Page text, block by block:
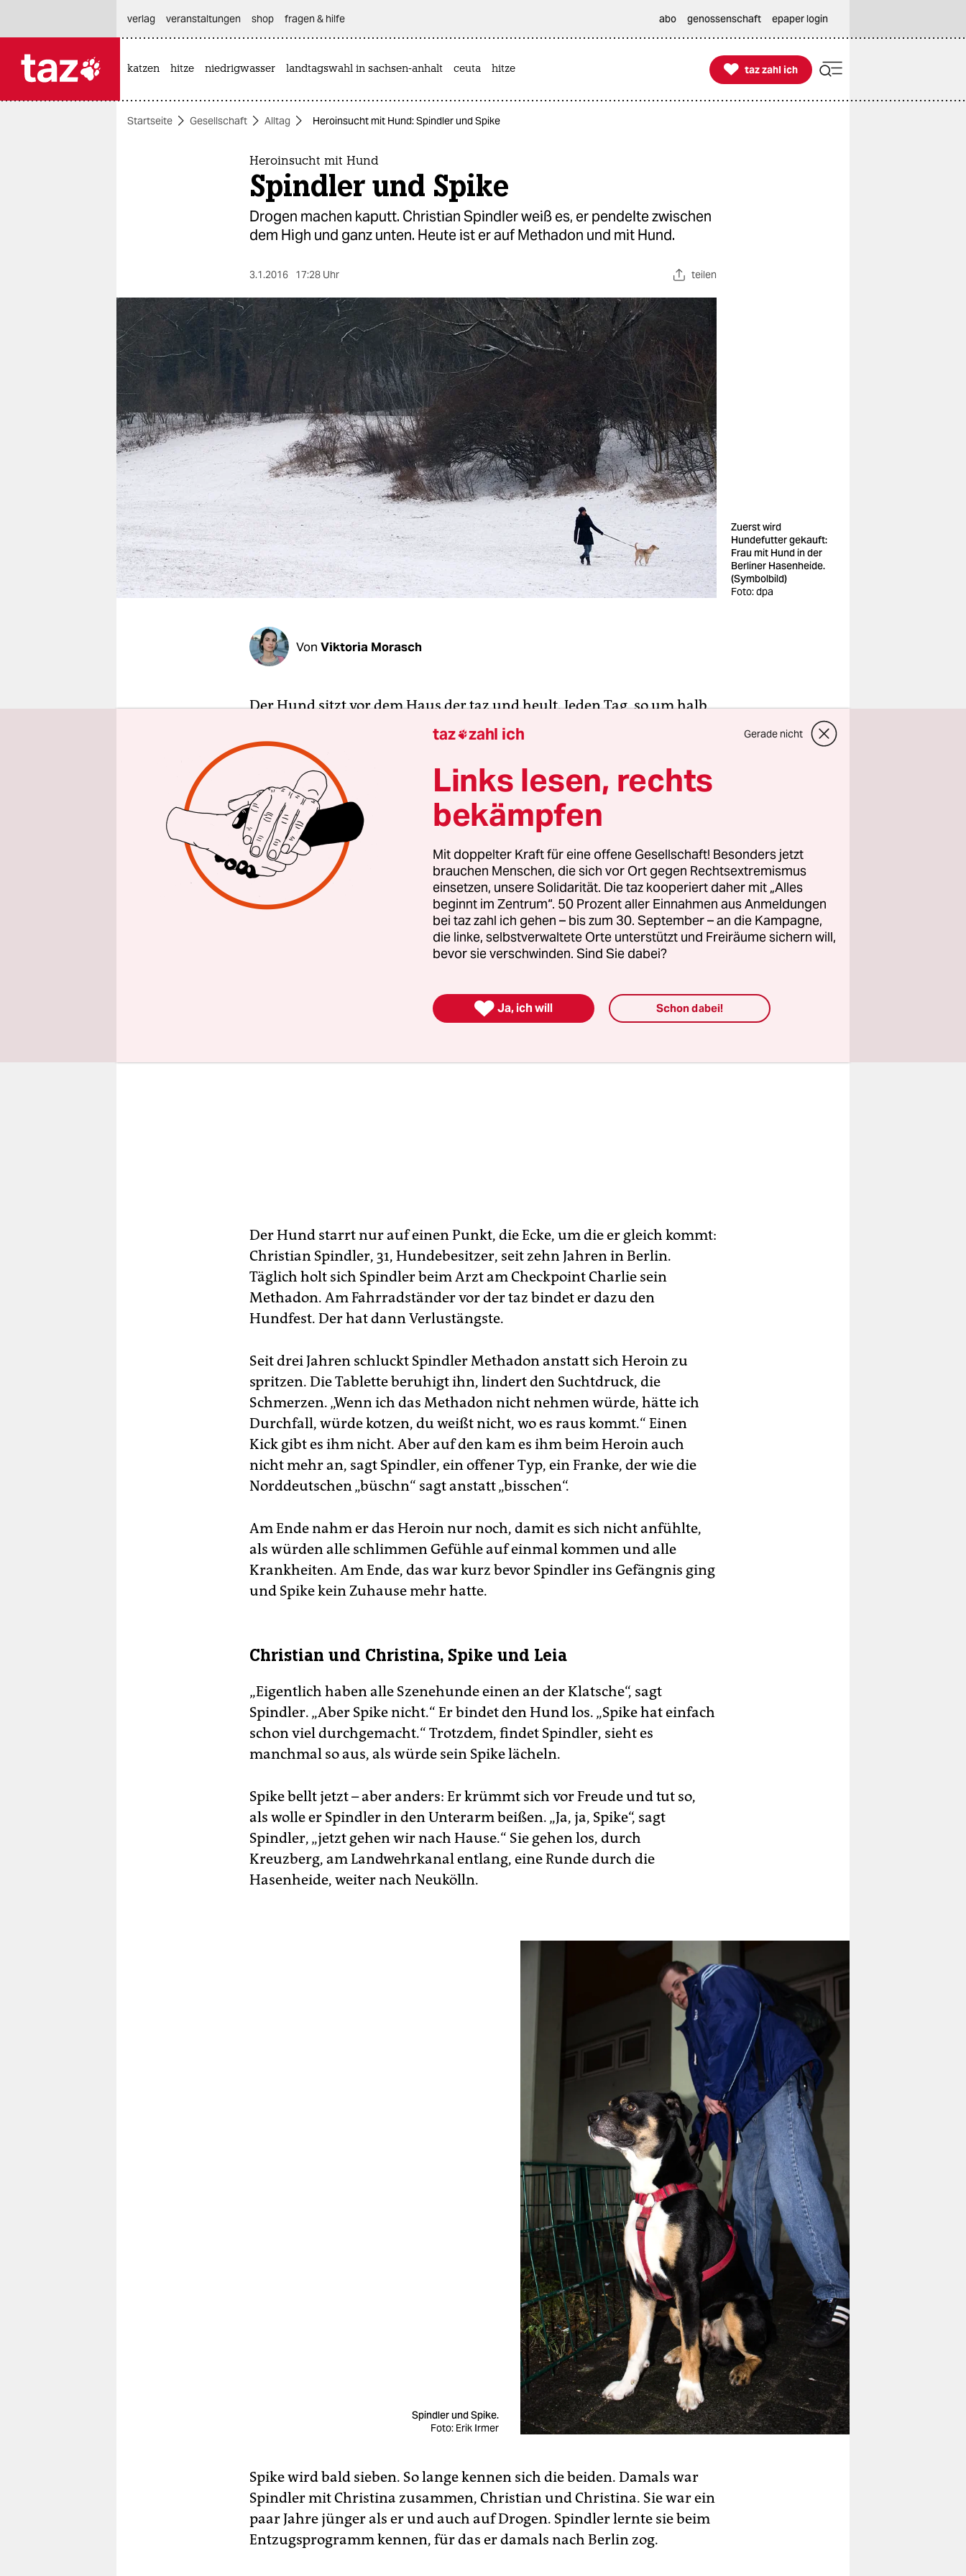
themen
berlin
nord
wahrheit
verlag
verlag
veranstaltungen
shop
fragen & hilfe
unterstützen
abo
verlag
veranstaltungen shop fragen & hilfe abo genossenschaft epaper login
katzen hitze niedrigwasser landtagswahl in sachsen-anhalt ceuta hitze 
taz zahl ich
taz zahl ich
Startseite Gesellschaft Alltag Heroinsucht mit Hund: Spindler und Spike
Heroinsucht mit Hund
Spindler und Spike
Drogen machen kaputt. Christian Spindler weiß es, er pendelte zwischen
dem High und ganz unten. Heute ist er auf Methadon und mit Hund.
3.1.2016 17:28 Uhr teilen
Zuerst wird
Hundefutter gekauft:
Frau mit Hund in der
Berliner Hasenheide.
(Symbolbild)
Foto: dpa
Von Viktoria Morasch
Der Hund sitzt vor dem Haus der taz und heult. Jeden Tag, so um halb
elf, elf. Seine Verzweiflung dauert zehn Minuten. Erst bellt er,
crescendo. Dann heult er. Der Hund ruft. Hört ihn keiner? Im Sommer,
wenn noch Konferenz ist in der taz, schließt jemand ein Fenster. Im
Winter, wenn man aus dem Fenster schaut und sich fragt, was hinter
dem Nebel liegt, möchte man mitheulen. Dann kommt das
Decrescendo: Der Hund wimmert, verstummt.
Der Hund steht da, seine Lefzen beben, die Leine ist gespannt. Er ist
dunkelbraun und hellbraun, eher groß als klein, mit weißer Brust und
weißen Vorderpfoten, als hätte er Söckchen an. Er sieht nicht
Der Hund starrt nur auf einen Punkt, die Ecke, um die er gleich kommt:
Christian Spindler, 31, Hundebesitzer, seit zehn Jahren in Berlin.
Täglich holt sich Spindler beim Arzt am Checkpoint Charlie sein
Methadon. Am Fahrradständer vor der taz bindet er dazu den
Hundfest. Der hat dann Verlustängste.
Seit drei Jahren schluckt Spindler Methadon anstatt sich Heroin zu
spritzen. Die Tablette beruhigt ihn, lindert den Suchtdruck, die
Schmerzen. „Wenn ich das Methadon nicht nehmen würde, hätte ich
Durchfall, würde kotzen, du weißt nicht, wo es raus kommt.“ Einen
Kick gibt es ihm nicht. Aber auf den kam es ihm beim Heroin auch
nicht mehr an, sagt Spindler, ein offener Typ, ein Franke, der wie die
Norddeutschen „büschn“ sagt anstatt „bisschen“.
Am Ende nahm er das Heroin nur noch, damit es sich nicht anfühlte,
als würden alle schlimmen Gefühle auf einmal kommen und alle
Krankheiten. Am Ende, das war kurz bevor Spindler ins Gefängnis ging
und Spike kein Zuhause mehr hatte.
Christian und Christina, Spike und Leia
„Eigentlich haben alle Szenehunde einen an der Klatsche“, sagt
Spindler. „Aber Spike nicht.“ Er bindet den Hund los. „Spike hat einfach
schon viel durchgemacht.“ Trotzdem, findet Spindler, sieht es
manchmal so aus, als würde sein Spike lächeln.
Spike bellt jetzt – aber anders: Er krümmt sich vor Freude und tut so,
als wolle er Spindler in den Unterarm beißen. „Ja, ja, Spike“, sagt
Spindler, „jetzt gehen wir nach Hause.“ Sie gehen los, durch
Kreuzberg, am Landwehrkanal entlang, eine Runde durch die
Hasenheide, weiter nach Neukölln.
Spindler und Spike.
Foto: Erik Irmer
Spike wird bald sieben. So lange kennen sich die beiden. Damals war
Spindler mit Christina zusammen, Christian und Christina. Sie war ein
paar Jahre jünger als er und auch auf Drogen. Spindler lernte sie beim
Entzugsprogramm kennen, für das er damals nach Berlin zog.
taz zahl ich Gerade nicht
Links lesen, rechts
bekämpfen
Mit doppelter Kraft für eine offene Gesellschaft! Besonders jetzt
brauchen Menschen, die sich vor Ort gegen Rechtsextremismus
einsetzen, unsere Solidarität. Die taz kooperiert daher mit „Alles
beginnt im Zentrum“. 50 Prozent aller Einnahmen aus Anmeldungen
bei taz zahl ich gehen – bis zum 30. September – an die Kampagne,
die linke, selbstverwaltete Orte unterstützt und Freiräume sichern will,
bevor sie verschwinden. Sind Sie dabei?
 Ja, ich will Schon dabei!